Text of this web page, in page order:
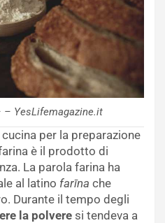
– YesLifemagazine.it
per la preparazione
è il prodotto di
La parola farina ha
al latino farīna che
Durante il tempo degli
la polvere si tendeva a